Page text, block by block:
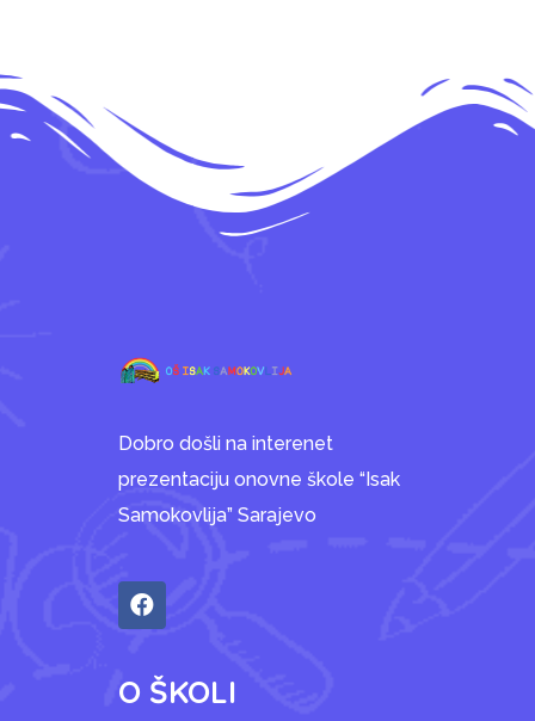
Dobro došli na interenet
prezentaciju onovne škole “Isak
Samokovlija” Sarajevo
O ŠKOLI